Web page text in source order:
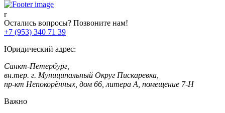
Остались вопросы? Позвоните нам!
+7 (953) 340 71 39
Юридический адрес:
Санкт-Петербург,
вн.тер. г. Муниципальный Округ Пискаревка,
пр-кт Непокорённых, дом 66, литера А, помещение 7-Н
Важно